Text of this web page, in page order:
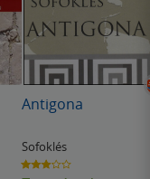
Antigona
Sofoklés
2.9
z